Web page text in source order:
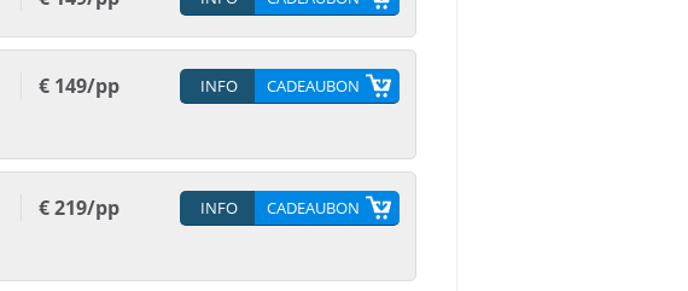
€ 149/pp INFO CADEAUBON
€ 219/pp INFO CADEAUBON